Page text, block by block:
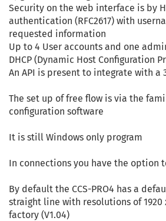
Security on the web interface is by
authentication (RFC2617) with
requested information
Up to 4 User accounts and one
DHCP (Dynamic Host Configuration
An API is present to integrate with a
The set up of free flow is via the
configuration software
It is still Windows only program
In connections you have the option
By default the CCS-PRO4 has a
straight line with resolutions of 1920
factory (V1.04)